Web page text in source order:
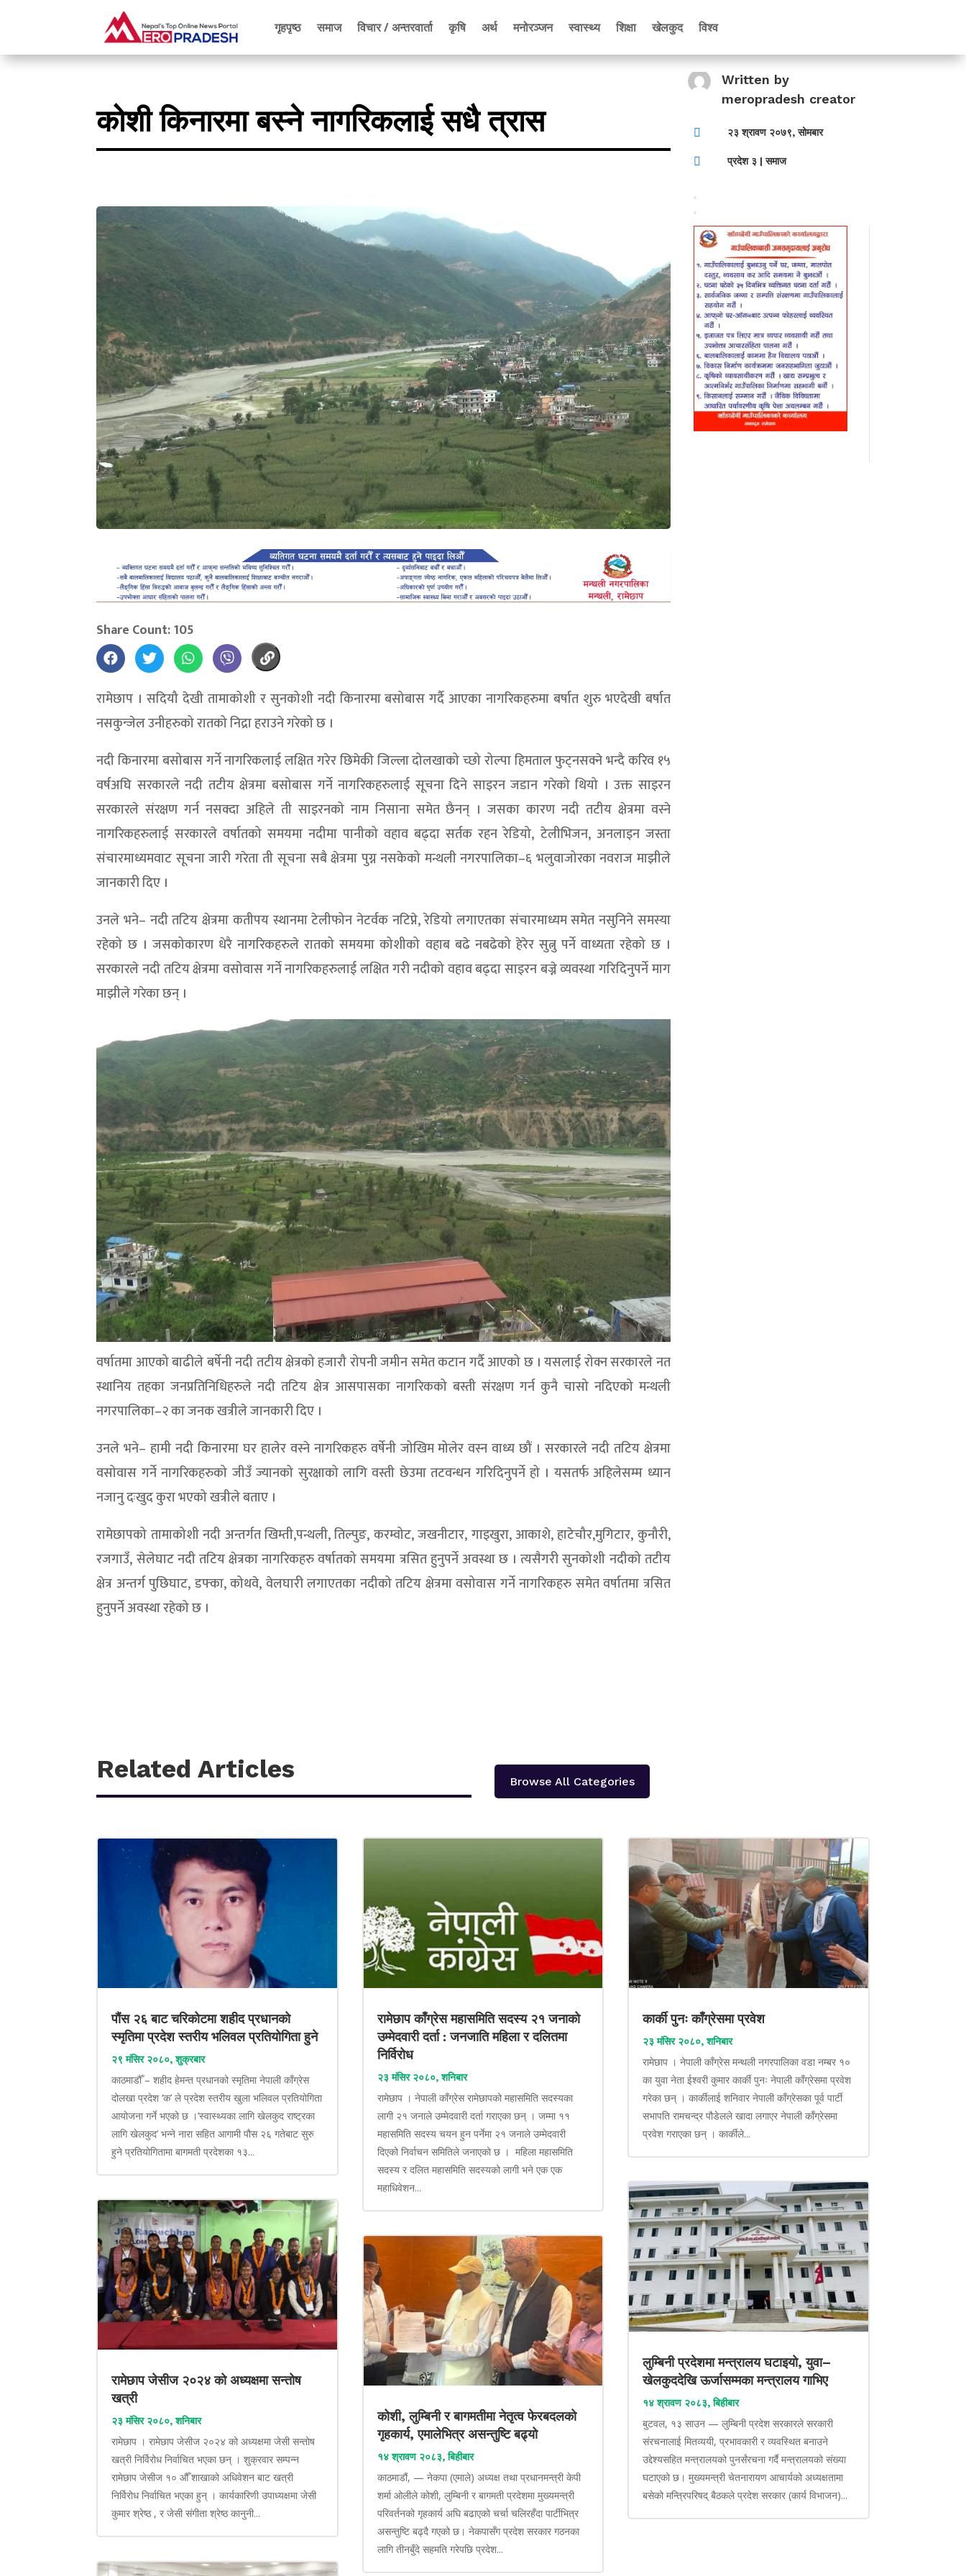
गृहपृष्ठ समाज विचार / अन्तरवार्ता कृषि अर्थ मनोरञ्जन स्वास्थ्य शिक्षा खेलकुद विश्व
कोशी किनारमा बस्ने नागरिकलाई सधै त्रास
Written by
meropradesh creator
 २३ श्रावण २०७९, सोमबार
 प्रदेश ३ |समाज
Share Count: 105
रामेछाप । सदियौ देखी तामाकोशी र सुनकोशी नदी किनारमा बसोबास गर्दै आएका नागरिकहरुमा बर्षात शुरु भएदेखी बर्षात
नसकुन्जेल उनीहरुको रातको निद्रा हराउने गरेको छ ।
नदी किनारमा बसोबास गर्ने नागरिकलाई लक्षित गरेर छिमेकी जिल्ला दोलखाको च्छो रोल्पा हिमताल फुट्नसक्ने भन्दै करिव १५
वर्षअघि सरकारले नदी तटीय क्षेत्रमा बसोबास गर्ने नागरिकहरुलाई सूचना दिने साइरन जडान गरेको थियो । उक्त साइरन
सरकारले संरक्षण गर्न नसक्दा अहिले ती साइरनको नाम निसाना समेत छैनन् । जसका कारण नदी तटीय क्षेत्रमा वस्ने
नागरिकहरुलाई सरकारले वर्षातको समयमा नदीमा पानीको वहाव बढ्दा सर्तक रहन रेडियो, टेलीभिजन, अनलाइन जस्ता
संचारमाध्यमवाट सूचना जारी गरेता ती सूचना सबै क्षेत्रमा पुग्न नसकेको मन्थली नगरपालिका–६ भलुवाजोरका नवराज माझीले
जानकारी दिए ।
उनले भने– नदी तटिय क्षेत्रमा कतीपय स्थानमा टेलीफोन नेटर्वक नटिप्ने, रेडियो लगाएतका संचारमाध्यम समेत नसुनिने समस्या
रहेको छ । जसकोकारण धेरै नागरिकहरुले रातको समयमा कोशीको वहाब बढे नबढेको हेरेर सुत्नु पर्ने वाध्यता रहेको छ ।
सरकारले नदी तटिय क्षेत्रमा वसोवास गर्ने नागरिकहरुलाई लक्षित गरी नदीको वहाव बढ्दा साइरन बज्ने व्यवस्था गरिदिनुपर्ने माग
माझीले गरेका छन् ।
वर्षातमा आएको बाढीले बर्षेनी नदी तटीय क्षेत्रको हजारौ रोपनी जमीन समेत कटान गर्दै आएको छ । यसलाई रोक्न सरकारले नत
स्थानिय तहका जनप्रतिनिधिहरुले नदी तटिय क्षेत्र आसपासका नागरिकको बस्ती संरक्षण गर्न कुनै चासो नदिएको मन्थली
नगरपालिका–२ का जनक खत्रीले जानकारी दिए ।
उनले भने– हामी नदी किनारमा घर हालेर वस्ने नागरिकहरु वर्षेनी जोखिम मोलेर वस्न वाध्य छौं । सरकारले नदी तटिय क्षेत्रमा
वसोवास गर्ने नागरिकहरुको जीउँ ज्यानको सुरक्षाको लागि वस्ती छेउमा तटवन्धन गरिदिनुपर्ने हो । यसतर्फ अहिलेसम्म ध्यान
नजानु दःखुद कुरा भएको खत्रीले बताए ।
रामेछापको तामाकोशी नदी अन्तर्गत खिम्ती,पन्थली, तिल्पुङ, करम्वोट, जखनीटार, गाइखुरा, आकाशे, हाटेचौर,मुगिटार, कुनौरी,
रजगाउँ, सेलेघाट नदी तटिय क्षेत्रका नागरिकहरु वर्षातको समयमा त्रसित हुनुपर्ने अवस्था छ । त्यसैगरी सुनकोशी नदीको तटीय
क्षेत्र अन्तर्ग पुछिघाट, डफ्का, कोथवे, वेलघारी लगाएतका नदीको तटिय क्षेत्रमा वसोवास गर्ने नागरिकहरु समेत वर्षातमा त्रसित
हुनुपर्ने अवस्था रहेको छ ।
Related Articles Browse All Categories
पौंस २६ बाट चरिकोटमा शहीद प्रधानको
स्मृतिमा प्रदेश स्तरीय भलिवल प्रतियोगिता हुने
२९ मंसिर २०८०, शुक्रबार
काठमाडौँ – शहीद हेमन्त प्रधानको स्मृतिमा नेपाली काँग्रेस
दोलखा प्रदेश ‘क’ ले प्रदेश स्तरीय खुला भलिवल प्रतियोगिता
आयोजना गर्ने भएको छ ।‘स्वास्थ्यका लागि खेलकुद राष्ट्रका
लागि खेलकुद’ भन्ने नारा सहित आगामी पौस २६ गतेबाट सुरु
हुने प्रतियोगितामा बागमती प्रदेशका १३...
रामेछाप जेसीज २०२४ को अध्यक्षमा सन्तोष
खत्री
२३ मंसिर २०८०, शनिबार
रामेछाप । रामेछाप जेसीज २०२४ को अध्यक्षमा जेसी सन्तोष
खत्री निर्विरोध निर्वाचित भएका छन् । शुक्रवार सम्पन्न
रामेछाप जेसीज १० औँ शाखाको अधिवेशन बाट खत्री
निर्विरोध निर्वाचित भएका हुन् । कार्यकारिणी उपाध्यक्षमा जेसी
कुमार श्रेष्ठ , र जेसी संगीता श्रेष्ठ कानुनी...
रामेछाप काँग्रेस महासमिति सदस्य २१ जनाको
उम्मेदवारी दर्ता : जनजाति महिला र दलितमा
निर्विरोध
२३ मंसिर २०८०, शनिबार
रामेछाप । नेपाली काँग्रेस रामेछापको महासमिति सदस्यका
लागी २१ जनाले उम्मेदवारी दर्ता गराएका छन् । जम्मा ११
महासमिति सदस्य चयन हुन पर्नेमा २१ जनाले उम्मेदवारी
दिएको निर्वाचन समितिले जनाएको छ । महिला महासमिति
सदस्य र दलित महासमिति सदस्यको लागी भने एक एक
महाधिवेशन...
कोशी, लुम्बिनी र बागमतीमा नेतृत्व फेरबदलको
गृहकार्य, एमालेभित्र असन्तुष्टि बढ्यो
१४ श्रावण २०८३, बिहीबार
काठमाडौं, — नेकपा (एमाले) अध्यक्ष तथा प्रधानमन्त्री केपी
शर्मा ओलीले कोशी, लुम्बिनी र बागमती प्रदेशमा मुख्यमन्त्री
परिवर्तनको गृहकार्य अघि बढाएको चर्चा चलिरहँदा पार्टीभित्र
असन्तुष्टि बढ्दै गएको छ। नेकपासँग प्रदेश सरकार गठनका
लागि तीनबुँदे सहमति गरेपछि प्रदेश...
कार्की पुनः काँग्रेसमा प्रवेश
२३ मंसिर २०८०, शनिबार
रामेछाप । नेपाली काँग्रेस मन्थली नगरपालिका वडा नम्बर १०
का युवा नेता ईश्वरी कुमार कार्की पुनः नेपाली काँग्रेसमा प्रवेश
गरेका छन् । कार्कीलाई शनिवार नेपाली काँग्रेसका पूर्व पार्टी
सभापति रामचन्द्र पौडेलले खादा लगाएर नेपाली काँग्रेसमा
प्रवेश गराएका छन् । कार्कीले...
लुम्बिनी प्रदेशमा मन्त्रालय घटाइयो, युवा–
खेलकुददेखि ऊर्जासम्मका मन्त्रालय गाभिए
१४ श्रावण २०८३, बिहीबार
बुटवल, १३ साउन — लुम्बिनी प्रदेश सरकारले सरकारी
संरचनालाई मितव्ययी, प्रभावकारी र व्यवस्थित बनाउने
उद्देश्यसहित मन्त्रालयको पुनर्संरचना गर्दै मन्त्रालयको संख्या
घटाएको छ। मुख्यमन्त्री चेतनारायण आचार्यको अध्यक्षतामा
बसेको मन्त्रिपरिषद् बैठकले प्रदेश सरकार (कार्य विभाजन)...